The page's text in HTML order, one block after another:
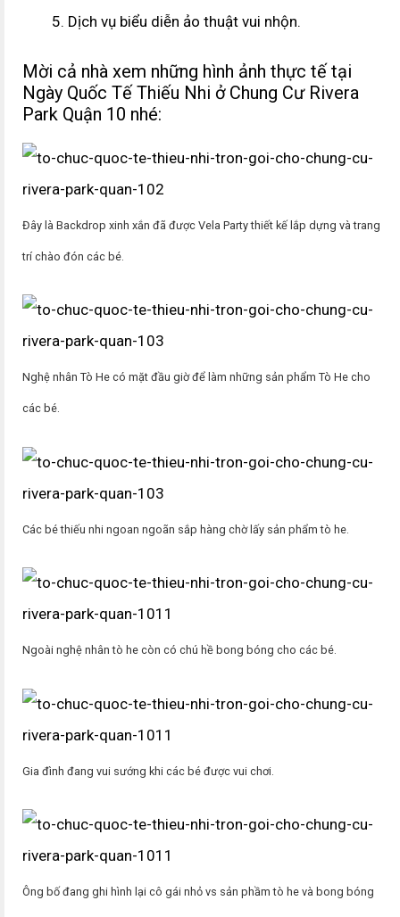
Dịch vụ biểu diễn ảo thuật vui nhộn.
Mời cả nhà xem những hình ảnh thực tế tại
Ngày Quốc Tế Thiếu Nhi ở Chung Cư Rivera
Park Quận 10 nhé:
Đây là Backdrop xinh xắn đã được Vela Party thiết kế lắp dựng và trang
trí chào đón các bé.
Nghệ nhân Tò He có mặt đầu giờ để làm những sản phẩm Tò He cho
các bé.
Các bé thiếu nhi ngoan ngoãn sắp hàng chờ lấy sản phẩm tò he.
Ngoài nghệ nhân tò he còn có chú hề bong bóng cho các bé.
Gia đình đang vui sướng khi các bé được vui chơi.
Ông bố đang ghi hình lại cô gái nhỏ vs sản phầm tò he và bong bóng